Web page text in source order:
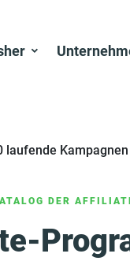
DER